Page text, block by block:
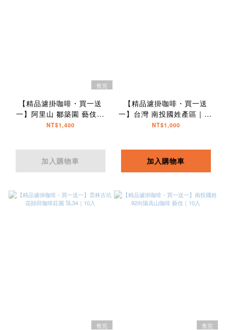
售完
【精品濾掛咖啡・買一送
一】阿里山 鄒築園 藝伎｜
10入
NT$1,400
加入購物車
【精品濾掛咖啡・買一送
一】台灣 南投國姓產區｜10
入
NT$1,000
加入購物車
售完 售完